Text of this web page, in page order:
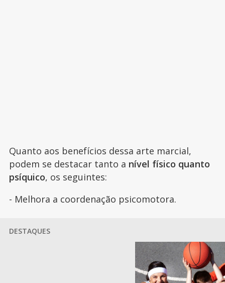
Quanto aos benefícios dessa arte marcial,
podem se destacar tanto a nível físico quanto
psíquico, os seguintes:
- Melhora a coordenação psicomotora.
DESTAQUES